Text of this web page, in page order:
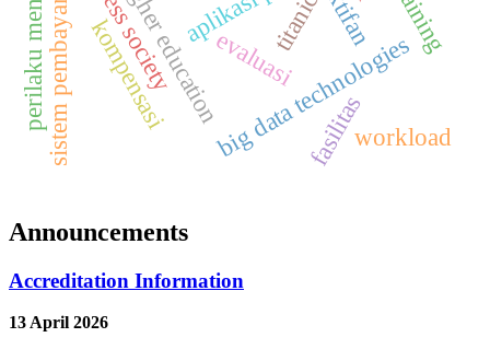
evaluasi
big data technologies
higher education
kompensasi fasilitasworkload
titanic
Announcements
Accreditation Information
13 April 2026